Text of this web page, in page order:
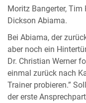
Moritz Bangerter, Tim
Dickson Abiama.
Bei Abiama, der
aber noch ein
Dr. Christian Werner
einmal zurück nach
Trainer probieren.”
der erste